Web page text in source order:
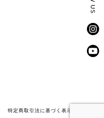
特定商取引法に基づく表示